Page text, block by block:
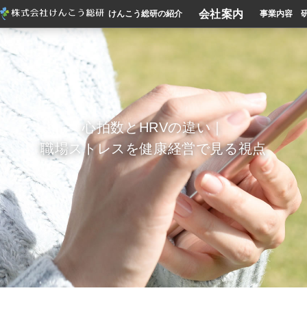
けんこう総研の紹介 会社案内 事業内容
心拍数とHRVの違い｜
職場ストレスを健康経営で見る視点